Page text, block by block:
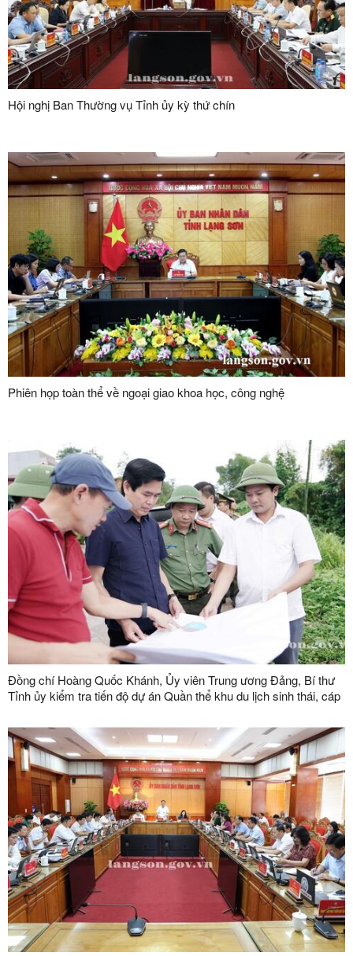
Hội nghị Ban Thường vụ Tỉnh ủy kỳ thứ chín
Phiên họp toàn thể về ngoại giao khoa học, công nghệ
Đồng chí Hoàng Quốc Khánh, Ủy viên Trung ương Đảng, Bí thư
Tỉnh ủy kiểm tra tiến độ dự án Quần thể khu du lịch sinh thái, cáp